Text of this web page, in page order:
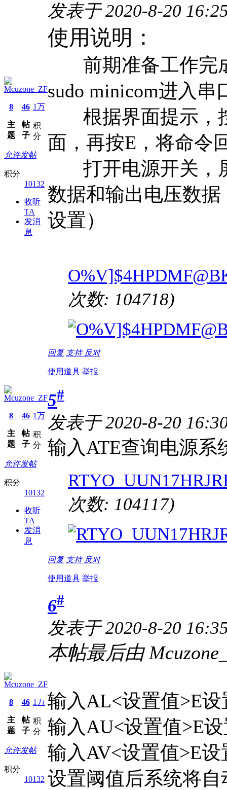
Mcuzone_ZF
8
主
题
46
帖
子
1万
积
分
允许发帖
积分
10132
收听
TA
发消
息
发表于 2020-8-20
使用说明：
前期准备工作完
sudo minicom进入串
根据界面提示，
面，再按E，将命令
打开电源开关，
数据和输出电压数
设置）
次数: 104718)
回复 支持 反对
使用道具 举报
Mcuzone_ZF
8
主
题
46
帖
子
1万
积
分
允许发帖
积分
10132
收听
TA
发消
息
5#
发表于 2020-8-20
输入ATE查询电源系
次数: 104117)
回复 支持 反对
使用道具 举报
Mcuzone_ZF
8
主
题
46
帖
子
1万
积
分
允许发帖
积分
10132
6#
发表于 2020-8-20
本帖最后由
输入AL<设置值>E
输入AU<设置值>E
输入AV<设置值>E
设置阈值后系统将